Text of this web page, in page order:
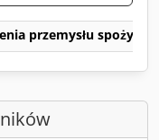
przemysłu